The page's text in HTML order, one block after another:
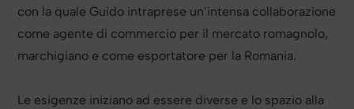
con la quale Guido intraprese un’intensa collaborazione
come agente di commercio per il mercato romagnolo,
marchigiano e come esportatore per la Romania.
Le esigenze iniziano ad essere diverse e lo spazio alla